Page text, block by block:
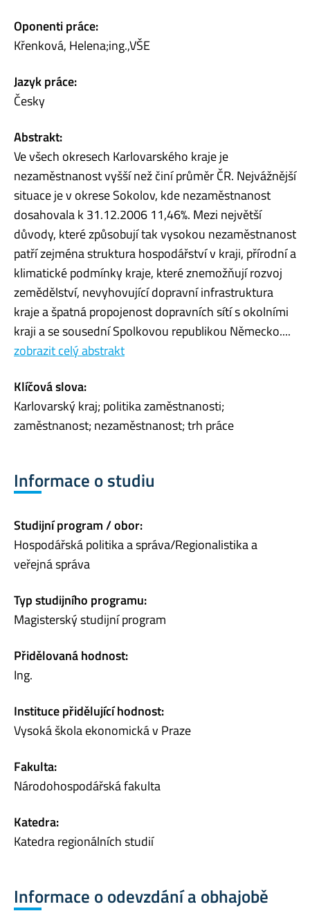
Oponenti práce:
Křenková, Helena;ing.,VŠE
Jazyk práce:
Česky
Abstrakt:
Ve všech okresech Karlovarského kraje je
nezaměstnanost vyšší než činí průměr ČR. Nejvážnější
situace je v okrese Sokolov, kde nezaměstnanost
dosahovala k 31.12.2006 11,46%. Mezi největší
důvody, které způsobují tak vysokou nezaměstnanost
patří zejména struktura hospodářství v kraji, přírodní a
klimatické podmínky kraje, které znemožňují rozvoj
zemědělství, nevyhovující dopravní infrastruktura
kraje a špatná propojenost dopravních sítí s okolními
kraji a se sousední Spolkovou republikou Německo....
zobrazit celý abstrakt
Klíčová slova:
Karlovarský kraj; politika zaměstnanosti;
zaměstnanost; nezaměstnanost; trh práce
Informace o studiu
Studijní program / obor:
Hospodářská politika a správa/Regionalistika a
veřejná správa
Typ studijního programu:
Magisterský studijní program
Přidělovaná hodnost:
Ing.
Instituce přidělující hodnost:
Vysoká škola ekonomická v Praze
Fakulta:
Národohospodářská fakulta
Katedra:
Katedra regionálních studií
Informace o odevzdání a obhajobě